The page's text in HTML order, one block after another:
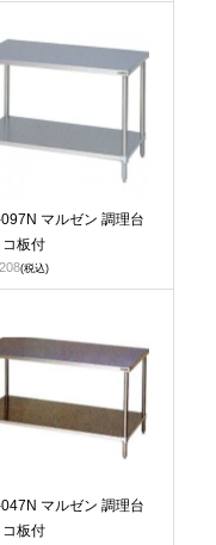
マルゼン 調理台
コ板付
(税込)
047N マルゼン 調理台
コ板付